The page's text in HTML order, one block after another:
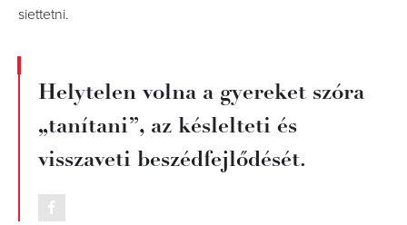
siettetni.
Helytelen volna a gyereket szóra
„tanítani”, az késlelteti és
visszaveti beszédfejlődését.